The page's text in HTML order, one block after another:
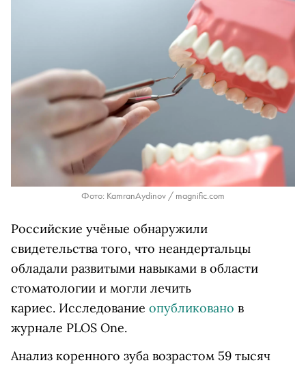
Фото: KamranAydinov / magnific.com
Российские учёные обнаружили
свидетельства того, что неандертальцы
обладали развитыми навыками в области
стоматологии и могли лечить
кариес. Исследование опубликовано в
журнале PLOS One.
Анализ коренного зуба возрастом 59 тысяч